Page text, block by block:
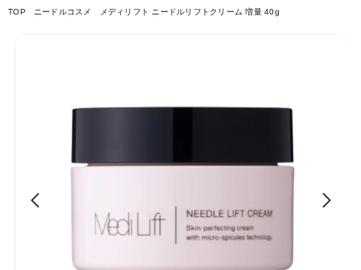
TOP ニードルコスメ メディリフト ニードルリフトクリーム 増量 40g